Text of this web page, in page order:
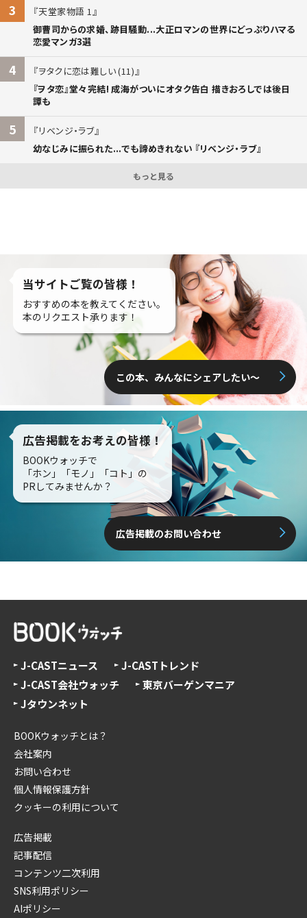
3
天堂家物語 1
御曹司からの求婚、跡目騒動...大正ロマンの世界にどっぷりハマる
恋愛マンガ3選
4
ヲタクに恋は難しい (11)
『ヲタ恋』堂々完結! 成海がついにオタク告白 描きおろしでは後日
譚も
5
リベンジ・ラブ
幼なじみに振られた...でも諦めきれない 『リベンジ・ラブ』
もっと見る
当サイトご覧の皆様！
おすすめの本を教えてください。
本のリクエスト承ります！
この本、みんなにシェアしたい〜
広告掲載をお考えの皆様！
BOOKウォッチで
「ホン」「モノ」「コト」の
PRしてみませんか？
広告掲載のお問い合わせ
J-CASTニュース
J-CASTトレンド
J-CAST会社ウォッチ
東京バーゲンマニア
Jタウンネット
BOOKウォッチとは？
会社案内
お問い合わせ
個人情報保護方針
クッキーの利用について
広告掲載
記事配信
コンテンツ二次利用
SNS利用ポリシー
AIポリシー